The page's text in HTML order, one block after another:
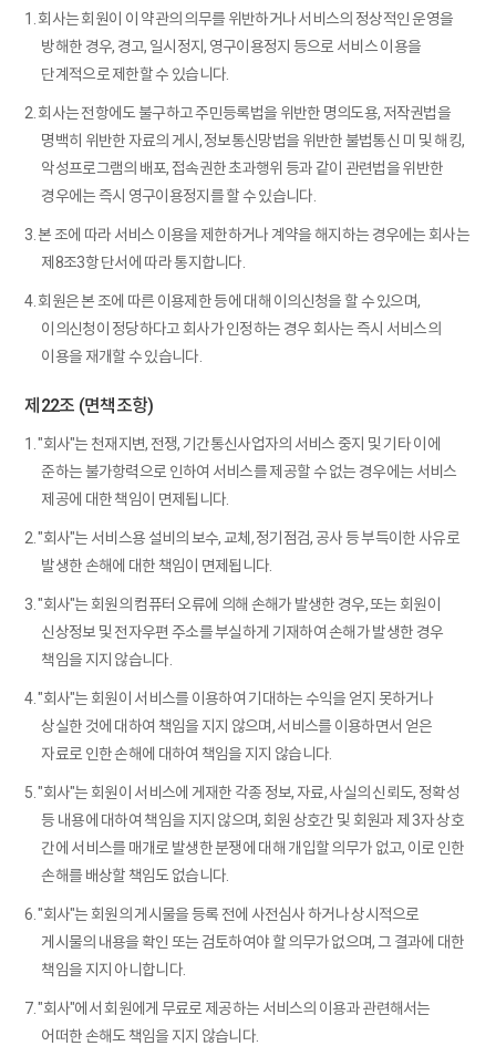
1. 회사는 회원이 이 약관의 의무를 위반하거나 서비스의 정상적인 운영을
방해한 경우, 경고, 일시정지, 영구이용정지 등으로 서비스 이용을
단계적으로 제한할 수 있습니다.
2. 회사는 전항에도 불구하고 주민등록법을 위반한 명의도용, 저작권법을
명백히 위반한 자료의 게시, 정보통신망법을 위반한 불법통신 미 및 해킹,
악성프로그램의 배포, 접속권한 초과행위 등과 같이 관련법을 위반한
경우에는 즉시 영구이용정지를 할 수 있습니다.
3. 본 조에 따라 서비스 이용을 제한하거나 계약을 해지하는 경우에는 회사는
제8조3항 단서에 따라 통지합니다.
4. 회원은 본 조에 따른 이용제한 등에 대해 이의신청을 할 수 있으며,
이의신청이 정당하다고 회사가 인정하는 경우 회사는 즉시 서비스의
이용을 재개할 수 있습니다.
제22조 (면책조항)
1. "회사"는 천재지변, 전쟁, 기간통신사업자의 서비스 중지 및 기타 이에
준하는 불가항력으로 인하여 서비스를 제공할 수 없는 경우에는 서비스
제공에 대한 책임이 면제됩니다.
2. "회사"는 서비스용 설비의 보수, 교체, 정기점검, 공사 등 부득이한 사유로
발생한 손해에 대한 책임이 면제됩니다.
3. "회사"는 회원의 컴퓨터 오류에 의해 손해가 발생한 경우, 또는 회원이
신상정보 및 전자우편 주소를 부실하게 기재하여 손해가 발생한 경우
책임을 지지 않습니다.
4. "회사"는 회원이 서비스를 이용하여 기대하는 수익을 얻지 못하거나
상실한 것에 대하여 책임을 지지 않으며, 서비스를 이용하면서 얻은
자료로 인한 손해에 대하여 책임을 지지 않습니다.
5. "회사"는 회원이 서비스에 게재한 각종 정보, 자료, 사실의 신뢰도, 정확성
등 내용에 대하여 책임을 지지 않으며, 회원 상호간 및 회원과 제 3자 상호
간에 서비스를 매개로 발생한 분쟁에 대해 개입할 의무가 없고, 이로 인한
손해를 배상할 책임도 없습니다.
6. "회사"는 회원의 게시물을 등록 전에 사전심사 하거나 상시적으로
게시물의 내용을 확인 또는 검토하여야 할 의무가 없으며, 그 결과에 대한
책임을 지지 아니합니다.
7. "회사"에서 회원에게 무료로 제공하는 서비스의 이용과 관련해서는
어떠한 손해도 책임을 지지 않습니다.